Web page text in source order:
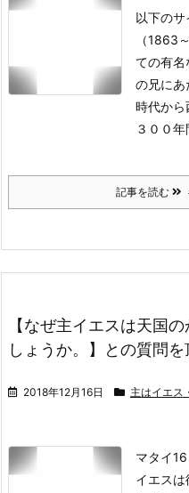
以下のサ
（1863
ての有
の兄にあ
時代から
３００
記事を読む
【なぜ主イエスは天国
しょうか。】との質問を
2018年12月16日 主はイエス
マタイ
イエスは